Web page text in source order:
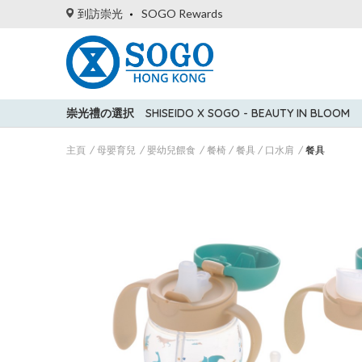
到訪崇光 SOGO Rewards
崇光禮の選択 SHISEIDO X SOGO - BEAUTY IN BLOOM
主頁 母嬰育兒 嬰幼兒餵食 餐椅 / 餐具 / 口水肩 餐具